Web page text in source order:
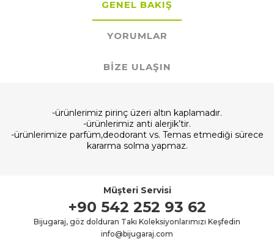
GENEL BAKIŞ
YORUMLAR
BIZE ULAŞIN
-ürünlerimiz pirinç üzeri altın kaplamadır.
-ürünlerimiz anti alerjik’tir.
-ürünlerimize parfüm,deodorant vs. Temas etmediği sürece
kararma solma yapmaz.
Müşteri Servisi
+90 542 252 93 62
Bijugaraj, göz dolduran Takı Koleksiyonlarımızı Keşfedin
info@bijugaraj.com